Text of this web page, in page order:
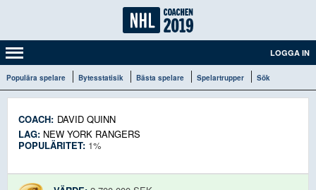
LOGGA IN
Populära spelare Bytesstatisik Bästa spelare Spelartrupper Sök
COACH: DAVID QUINN
LAG: NEW YORK RANGERS
POPULÄRITET: 1%